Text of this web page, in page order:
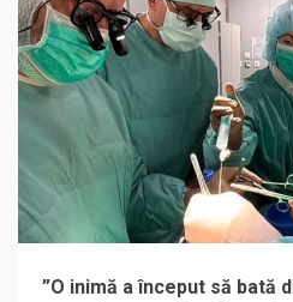
”O inimă a început să bată